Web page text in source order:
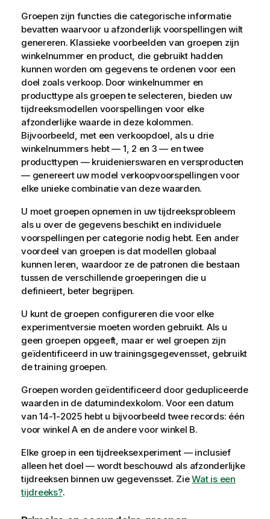
Groepen zijn functies die categorische informatie
bevatten waarvoor u afzonderlijk voorspellingen wilt
genereren. Klassieke voorbeelden van groepen zijn
winkelnummer en product, die gebruikt hadden
kunnen worden om gegevens te ordenen voor een
doel zoals verkoop. Door winkelnummer en
producttype als groepen te selecteren, bieden uw
tijdreeksmodellen voorspellingen voor elke
afzonderlijke waarde in deze kolommen.
Bijvoorbeeld, met een verkoopdoel, als u drie
winkelnummers hebt — 1, 2 en 3 — en twee
producttypen — kruidenierswaren en versproducten
— genereert uw model verkoopvoorspellingen voor
elke unieke combinatie van deze waarden.
U moet groepen opnemen in uw tijdreeksprobleem
als u over de gegevens beschikt en individuele
voorspellingen per categorie nodig hebt. Een ander
voordeel van groepen is dat modellen globaal
kunnen leren, waardoor ze de patronen die bestaan
tussen de verschillende groeperingen die u
definieert, beter begrijpen.
U kunt de groepen configureren die voor elke
experimentversie moeten worden gebruikt. Als u
geen groepen opgeeft, maar er wel groepen zijn
geïdentificeerd in uw trainingsgegevensset, gebruikt
de training groepen.
Groepen worden geïdentificeerd door gedupliceerde
waarden in de datumindexkolom. Voor een datum
van 14-1-2025 hebt u bijvoorbeeld twee records: één
voor winkel A en de andere voor winkel B.
Elke groep in een tijdreeksexperiment — inclusief
alleen het doel — wordt beschouwd als afzonderlijke
tijdreeksen binnen uw gegevensset. ZieWat is een
tijdreeks?.